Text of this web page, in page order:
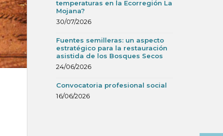
temperaturas en la Ecorregión La
Mojana?
30/07/2026
Fuentes semilleras: un aspecto
estratégico para la restauración
asistida de los Bosques Secos
24/06/2026
Convocatoria profesional social
16/06/2026